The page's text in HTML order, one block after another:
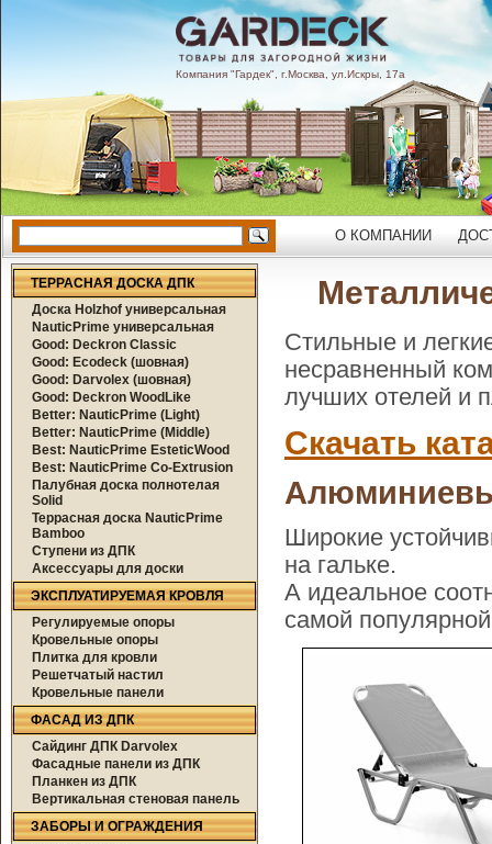
Компания "Гардек", г.Москва, ул.Искры, 17а
О КОМПАНИИ
Стильные и
несравненный
лучших отелей и
Скачать
Широкие
на гальке.
А идеальное
самой
ТЕРРАСНАЯ ДОСКА ДПК
Доска Holzhof универсальная
NauticPrime универсальная
Good: Deckron Classic
Good: Ecodeck (шовная)
Good: Darvolex (шовная)
Good: Deckron WoodLike
Better: NauticPrime (Light)
Better: NauticPrime (Middle)
Best: NauticPrime EsteticWood
Best: NauticPrime Co-Extrusion
Палубная доска полнотелая
Solid
Террасная доска NauticPrime
Bamboo
Ступени из ДПК
Аксессуары для доски
ЭКСПЛУАТИРУЕМАЯ КРОВЛЯ
Регулируемые опоры
Кровельные опоры
Плитка для кровли
Решетчатый настил
Кровельные панели
ФАСАД ИЗ ДПК
Сайдинг ДПК Darvolex
Фасадные панели из ДПК
Планкен из ДПК
Вертикальная стеновая панель
ЗАБОРЫ И ОГРАЖДЕНИЯ